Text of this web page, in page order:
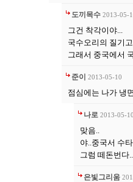
도끼목수 2013-05-
그건 착각이야...
국수오리의 질기
그래서 중국에서
준이 2013-05-10
점심에는 나가 냉
나로 2013-05-10
맞음..
야..중국서 수
그럼 떼돈번다..
은빛그리움